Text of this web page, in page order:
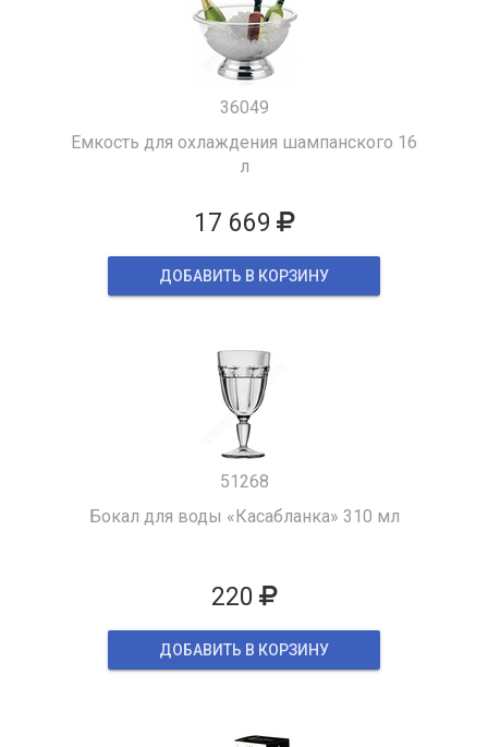
36049
Емкость для охлаждения шампанского 16
л
17 669
ДОБАВИТЬ В КОРЗИНУ
51268
Бокал для воды «Касабланка» 310 мл
220
ДОБАВИТЬ В КОРЗИНУ